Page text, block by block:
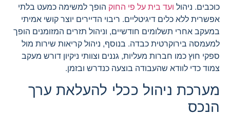
כוכבים. ניהול ועד בית על פי החוק הופך למשימה כמעט בלתי
אפשרית ללא כלים דיגיטליים. ריבוי הדיירים יוצר קושי אמיתי
במעקב אחרי תשלומים חודשיים, וניהול תזרים המזומנים הופך
למעמסה בירוקרטית כבדה. בנוסף, ניהול קריאות שירות מול
ספקי חוץ כמו חברות מעליות, גננים וצוותי ניקיון דורש מעקב
צמוד כדי לוודא שהעבודה בוצעה כנדרש ובזמן.
מערכת ניהול ככלי להעלאת ערך
הנכס